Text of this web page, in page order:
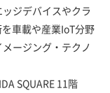
ジデバイスやクラ
車載や産業IoT分野
ージング・テクノ
SQUARE 11階